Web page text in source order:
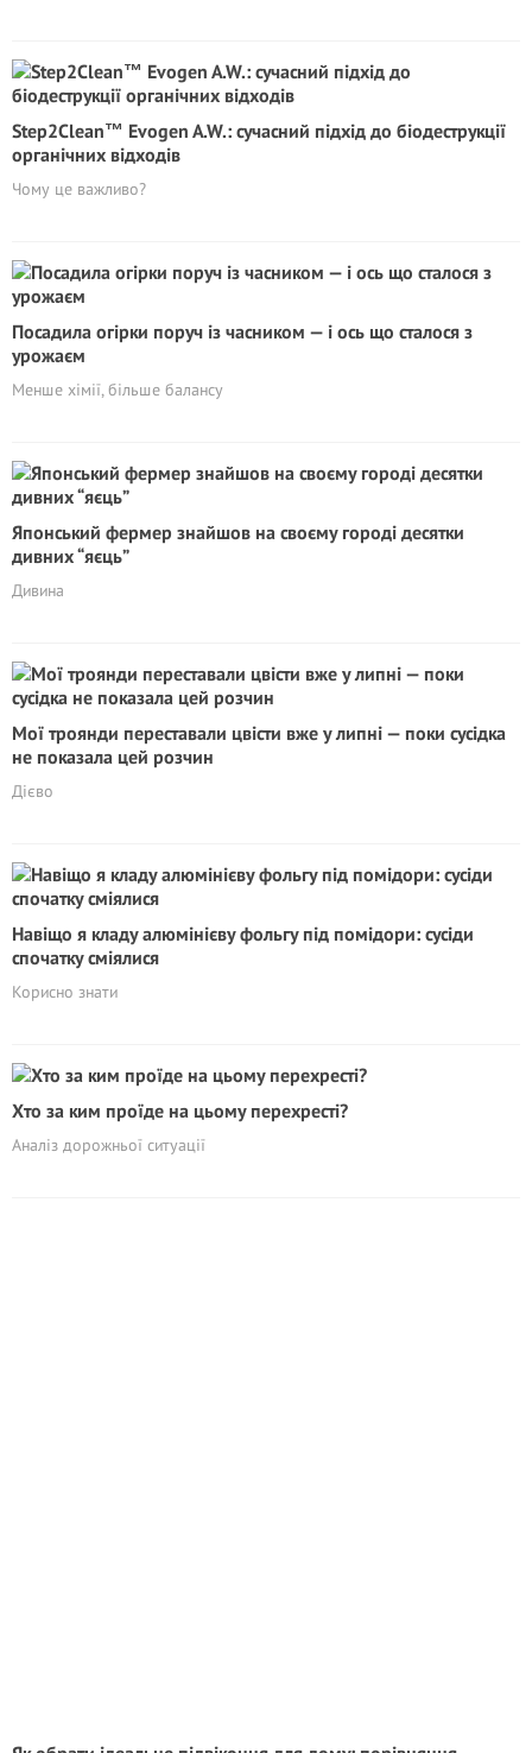
Step2Clean™ Evogen A.W.: сучасний підхід до біодеструкції
органічних відходів
Чому це важливо?
Посадила огірки поруч із часником — і ось що сталося з
урожаєм
Менше хімії, більше балансу
Японський фермер знайшов на своєму городі десятки
дивних “яєць”
Дивина
Мої троянди переставали цвісти вже у липні — поки сусідка
не показала цей розчин
Дієво
Навіщо я кладу алюмінієву фольгу під помідори: сусіди
спочатку сміялися
Корисно знати
Хто за ким проїде на цьому перехресті?
Аналіз дорожньої ситуації